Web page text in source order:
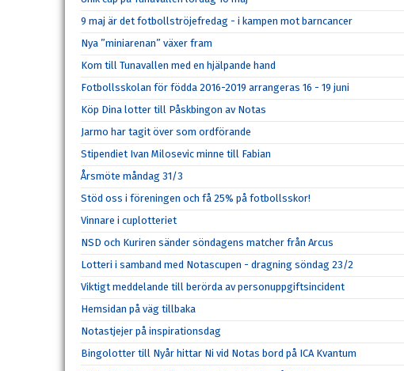
9 maj är det fotbollströjefredag - i kampen mot barncancer
Nya ”miniarenan” växer fram
Kom till Tunavallen med en hjälpande hand
Fotbollsskolan för födda 2016-2019 arrangeras 16 - 19 juni
Köp Dina lotter till Påskbingon av Notas
Jarmo har tagit över som ordförande
Stipendiet Ivan Milosevic minne till Fabian
Årsmöte måndag 31/3
Stöd oss i föreningen och få 25% på fotbollsskor!
Vinnare i cuplotteriet
NSD och Kuriren sänder söndagens matcher från Arcus
Lotteri i samband med Notascupen - dragning söndag 23/2
Viktigt meddelande till berörda av personuppgiftsincident
Hemsidan på väg tillbaka
Notastjejer på inspirationsdag
Bingolotter till Nyår hittar Ni vid Notas bord på ICA Kvantum